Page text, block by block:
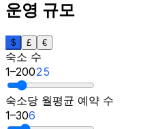
운영 규모
$ £ €
숙소 수
1–20025
숙소당 월평균 예약 수
1–306